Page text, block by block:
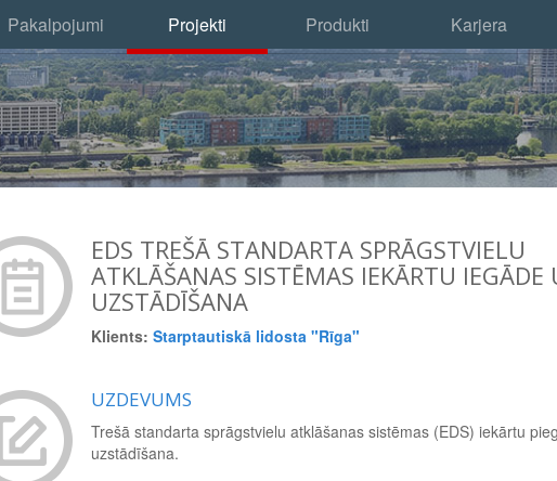
Pakalpojumi Projekti Produkti Karjera
EDS TREŠĀ STANDARTA SPRĀGSTVIELU
ATKLĀŠANAS SISTĒMAS IEKĀRTU IEGĀDE
UZSTĀDĪŠANA
Klients:Starptautiskā lidosta "Rīga"
UZDEVUMS
Trešā standarta sprāgstvielu atklāšanas sistēmas (EDS) iekārtu
uzstādīšana.